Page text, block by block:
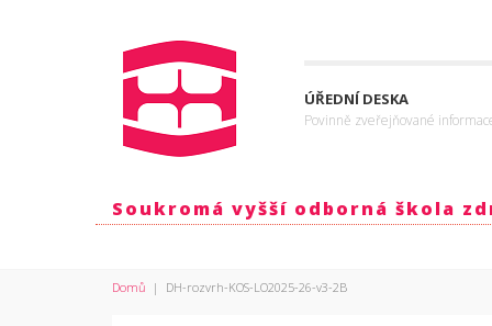
ÚŘEDNÍ DESKA
Povinně zveřejňované
Soukromá vyšší odborná škola
Domů | DH-rozvrh-KOS-LO2025-26-v3-2B